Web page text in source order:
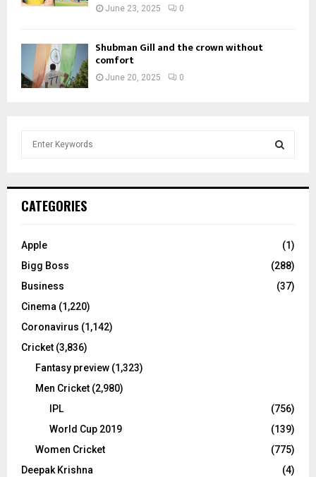
June 23, 2025 0
Shubman Gill and the crown without
comfort
June 20, 2025 0
h
o
:
C
CATEGORIES
Apple
(1)
Bigg Boss
(288)
Business
(37)
Cinema (1,220)
Coronavirus (1,142)
Cricket (3,836)
Fantasy preview (1,323)
Men Cricket (2,980)
IPL
(756)
World Cup 2019
(139)
Women Cricket
(775)
Deepak Krishna
(4)